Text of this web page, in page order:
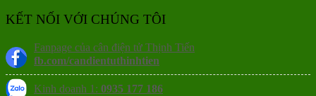
KẾT NỐI VỚI CHÚNG TÔI
Fanpage của cân điện tử Thịnh Tiến
fb.com/candientuthinhtien
Kinh doanh 1: 0935 177 186